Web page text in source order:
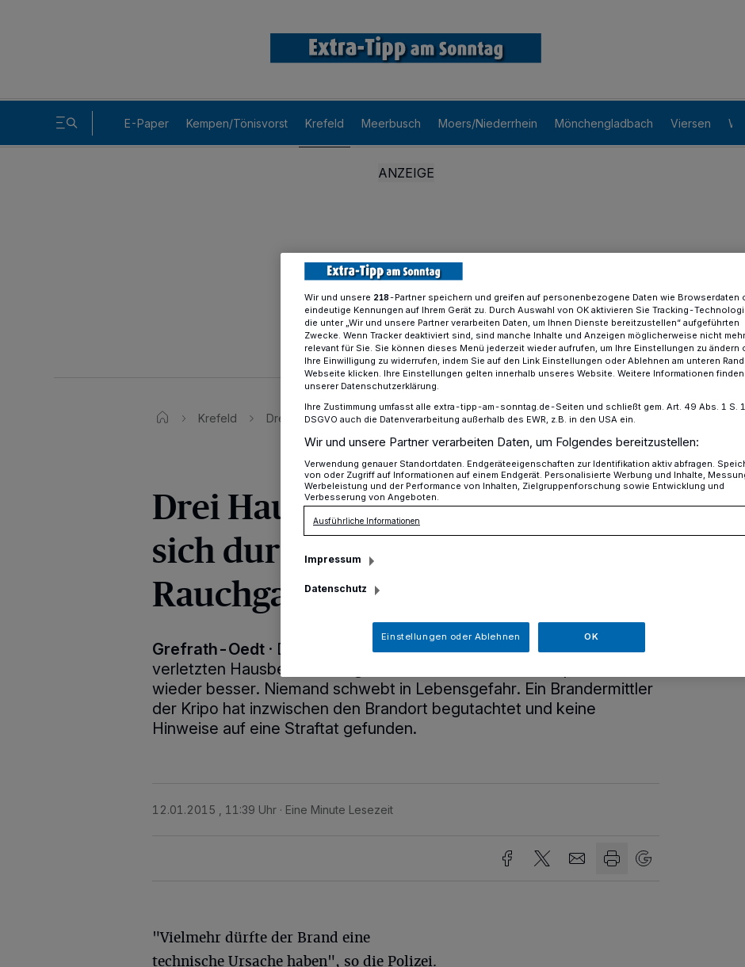
E-Paper Kempen/Tönisvorst Krefeld Meerbusch Moers/Niederrhein Mönchengladbach Viersen
Krefeld Drei Hausbewohner verletzten sich durch Einatmen von Rauchgas
Drei Hausbewohner verletzten
sich durch Einatmen von
Rauchgas
Grefrath-Oedt · Den beim Brand in einem Mehrfamilienhaus
verletzten Hausbewohnern geht es den Umständen entsprechend
wieder besser. Niemand schwebt in Lebensgefahr. Ein Brandermittler
der Kripo hat inzwischen den Brandort begutachtet und keine
Hinweise auf eine Straftat gefunden.
12.01.2015 , 11:39 Uhr Eine Minute Lesezeit
"Vielmehr dürfte der Brand eine
technische Ursache haben", so die Polizei.
Wir und unsere 218-Partner speichern und greifen auf personenbezogene Daten wie Browserdaten
eindeutige Kennungen auf Ihrem Gerät zu. Durch Auswahl von OK aktivieren Sie Tracking-
die unter „Wir und unsere Partner verarbeiten Daten, um Ihnen Dienste bereitzustellen“ aufgeführten
Zwecke. Wenn Tracker deaktiviert sind, sind manche Inhalte und Anzeigen möglicherweise nicht
relevant für Sie. Sie können dieses Menü jederzeit wieder aufrufen, um Ihre Einstellungen zu ändern
Ihre Einwilligung zu widerrufen, indem Sie auf den Link Einstellungen oder Ablehnen am unteren
Webseite klicken. Ihre Einstellungen gelten innerhalb unseres Website. Weitere Informationen
unserer Datenschutzerklärung.
Ihre Zustimmung umfasst alle extra-tipp-am-sonntag.de-Seiten und schließt gem. Art. 49 Abs. 1 S.
DSGVO auch die Datenverarbeitung außerhalb des EWR, z.B. in den USA ein.
Wir und unsere Partner verarbeiten Daten, um Folgendes bereitzustellen:
Verwendung genauer Standortdaten. Endgeräteeigenschaften zur Identifikation aktiv abfragen.
von oder Zugriff auf Informationen auf einem Endgerät. Personalisierte Werbung und Inhalte,
Werbeleistung und der Performance von Inhalten, Zielgruppenforschung sowie Entwicklung und
Verbesserung von Angeboten.
Ausführliche Informationen
Impressum
Datenschutz
Einstellungen oder Ablehnen OK